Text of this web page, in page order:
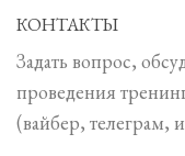
КОНТАКТЫ
Задать вопрос,
проведения
(вайбер, телеграм,